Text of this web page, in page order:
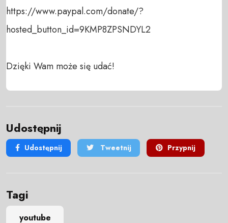
https://www.paypal.com/donate/?
hosted_button_id=9KMP8ZPSNDYL2
Dzięki Wam może się udać!
Udostępnij
Udostępnij Tweetnij Przypnij
Tagi
youtube